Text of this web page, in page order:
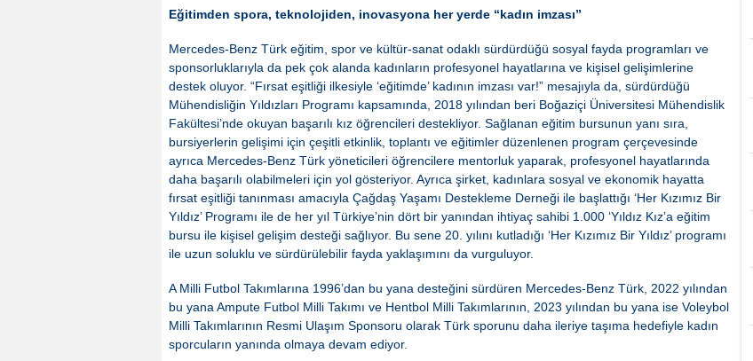
Eğitimden spora, teknolojiden, inovasyona her yerde “kadın imzası”
Mercedes-Benz Türk eğitim, spor ve kültür-sanat odaklı sürdürdüğü sosyal fayda programları ve
sponsorluklarıyla da pek çok alanda kadınların profesyonel hayatlarına ve kişisel gelişimlerine
destek oluyor. “Fırsat eşitliği ilkesiyle ‘eğitimde’ kadının imzası var!” mesajıyla da, sürdürdüğü
Mühendisliğin Yıldızları Programı kapsamında, 2018 yılından beri Boğaziçi Üniversitesi Mühendislik
Fakültesi’nde okuyan başarılı kız öğrencileri destekliyor. Sağlanan eğitim bursunun yanı sıra,
bursiyerlerin gelişimi için çeşitli etkinlik, toplantı ve eğitimler düzenlenen program çerçevesinde
ayrıca Mercedes-Benz Türk yöneticileri öğrencilere mentorluk yaparak, profesyonel hayatlarında
daha başarılı olabilmeleri için yol gösteriyor. Ayrıca şirket, kadınlara sosyal ve ekonomik hayatta
fırsat eşitliği tanınması amacıyla Çağdaş Yaşamı Destekleme Derneği ile başlattığı ‘Her Kızımız Bir
Yıldız’ Programı ile de her yıl Türkiye’nin dört bir yanından ihtiyaç sahibi 1.000 ‘Yıldız Kız’a eğitim
bursu ile kişisel gelişim desteği sağlıyor. Bu sene 20. yılını kutladığı ‘Her Kızımız Bir Yıldız’ programı
ile uzun soluklu ve sürdürülebilir fayda yaklaşımını da vurguluyor.
A Milli Futbol Takımlarına 1996’dan bu yana desteğini sürdüren Mercedes-Benz Türk, 2022 yılından
bu yana Ampute Futbol Milli Takımı ve Hentbol Milli Takımlarının, 2023 yılından bu yana ise Voleybol
Milli Takımlarının Resmi Ulaşım Sponsoru olarak Türk sporunu daha ileriye taşıma hedefiyle kadın
sporcuların yanında olmaya devam ediyor.